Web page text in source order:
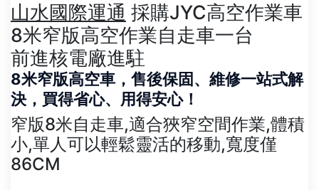
山水國際運通 採購JYC高空作業車
8米窄版高空作業自走車一台
前進核電廠進駐
8米窄版高空車，售後保固、維修一站式解
決，買得省心、用得安心！
窄版8米自走車,適合狹窄空間作業,體積
小,單人可以輕鬆靈活的移動,寬度僅
86CM